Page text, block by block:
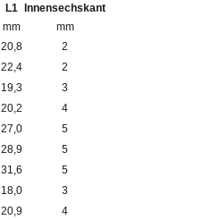
L1
mm
Innensechskant
mm
20,8
2
22,4
2
19,3
3
20,2
4
27,0
5
28,9
5
31,6
5
18,0
3
20,9
4